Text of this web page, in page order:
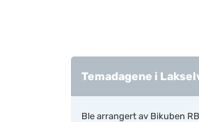
Temadagene i
Ble arrangert av Bikuben